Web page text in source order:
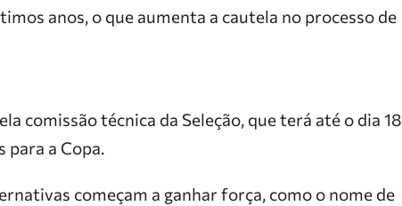
anos, o que aumenta a cautela no processo de
comissão técnica da Seleção, que terá até o dia 18
para a Copa.
começam a ganhar força, como o nome de